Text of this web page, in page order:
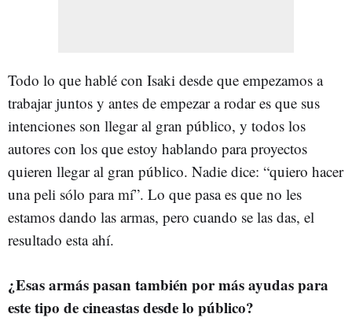
Todo lo que hablé con Isaki desde que empezamos a
trabajar juntos y antes de empezar a rodar es que sus
intenciones son llegar al gran público, y todos los
autores con los que estoy hablando para proyectos
quieren llegar al gran público. Nadie dice: “quiero hacer
una peli sólo para mí”. Lo que pasa es que no les
estamos dando las armas, pero cuando se las das, el
resultado esta ahí.
¿Esas armás pasan también por más ayudas para
este tipo de cineastas desde lo público?